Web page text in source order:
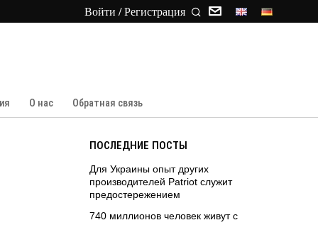
Войти / Регистрация
О нас Обратная связь
ПОСЛЕДНИЕ ПОСТЫ
Для Украины опыт других
производителей Patriot служит
предостережением
740 миллионов человек живут с